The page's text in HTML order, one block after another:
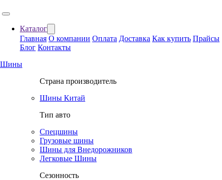
Каталог
Главная О компании Оплата Доставка Как купить Прайсы
Блог Контакты
Шины
Страна производитель
Шины Китай
Тип авто
Спецшины
Грузовые шины
Шины для Внедорожников
Легковые Шины
Сезонность